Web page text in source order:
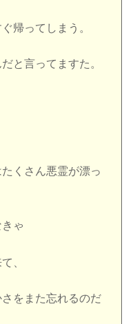
帰ってしまう。
と言ってますた。
くさん悪霊が漂っ
ゃ
、
をまた忘れるのだ